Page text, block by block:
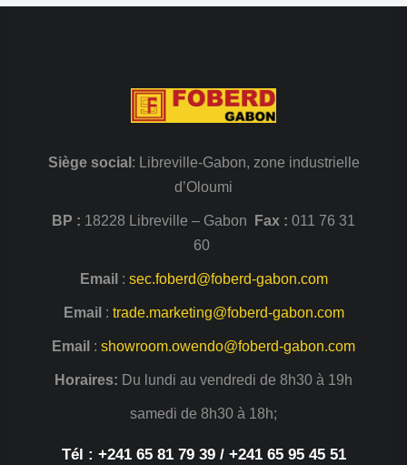
Siège social : Libreville-Gabon, zone industrielle
d’Oloumi
BP : 18228 Libreville – Gabon Fax : 011 76 31
60
Email : sec.foberd@foberd-gabon.com
Email : trade.marketing@foberd-gabon.com
Email : showroom.owendo@foberd-gabon.com
Horaires: Du lundi au vendredi de 8h30 à 19h
samedi de 8h30 à 18h;
Tél : +241 65 81 79 39 / +241 65 95 45 51